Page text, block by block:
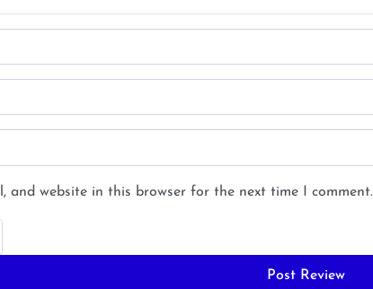
and website in this browser for the next time I comment.